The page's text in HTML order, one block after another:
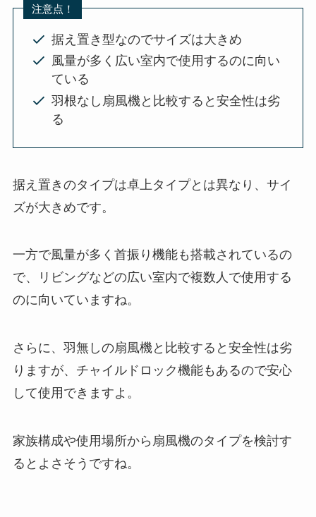
注意点！
据え置き型なのでサイズは大きめ
風量が多く広い室内で使用するのに向い
ている
羽根なし扇風機と比較すると安全性は劣
る
据え置きのタイプは卓上タイプとは異なり、サイ
ズが大きめです。
一方で風量が多く首振り機能も搭載されているの
で、リビングなどの広い室内で複数人で使用する
のに向いていますね。
さらに、羽無しの扇風機と比較すると安全性は劣
りますが、チャイルドロック機能もあるので安心
して使用できますよ。
家族構成や使用場所から扇風機のタイプを検討す
るとよさそうですね。